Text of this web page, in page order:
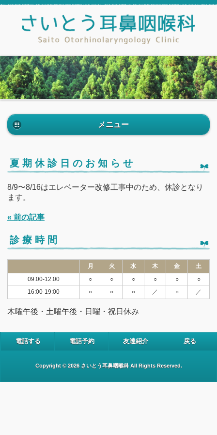
メニュー
夏期休診日のお知らせ
8/9〜8/16はエレベーター改修工事中のため、休診となり
ます。
« 前の記事
診療時間
月 火 水 木 金
土
09:00-12:00
○ ○ ○ ○ ○
○
16:00-19:00
○ ○ ○ ／ ○ ／
木曜午後・土曜午後・日曜・祝日休み
電話する 電話予約 友達紹介 戻る
Copyright © 2026 さいとう耳鼻咽喉科 All Rights Reserved.